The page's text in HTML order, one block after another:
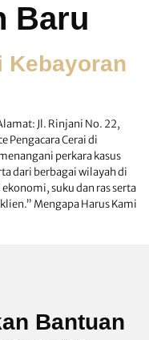
Baru
Kebayoran
Jl. Rinjani No. 22,
Pengacara Cerai di
perkara kasus
dari berbagai wilayah di
suku dan ras serta
Mengapa Harus Kami
Bantuan